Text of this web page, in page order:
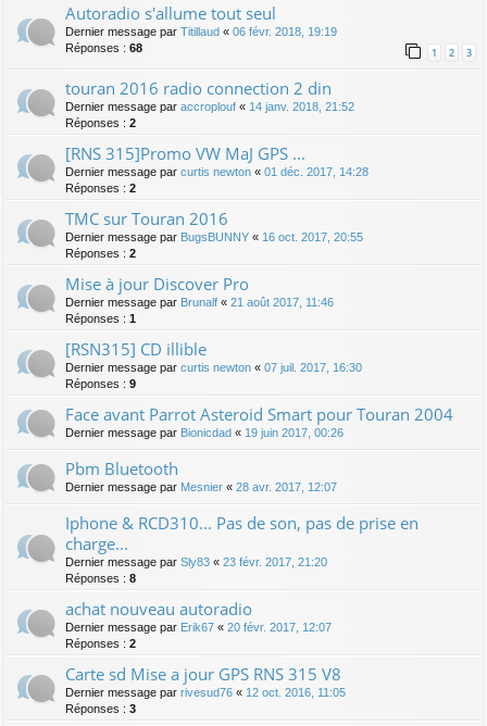
Autoradio s'allume tout seul
Dernier message par Titillaud « 06 févr. 2018, 19:19
Réponses : 68 1 2 3
touran 2016 radio connection 2 din
Dernier message par accroplouf « 14 janv. 2018, 21:52
Réponses : 2
[RNS 315]Promo VW MaJ GPS ...
Dernier message par curtis newton « 01 déc. 2017, 14:28
Réponses : 2
TMC sur Touran 2016
Dernier message par BugsBUNNY « 16 oct. 2017, 20:55
Réponses : 2
Mise à jour Discover Pro
Dernier message par Brunalf « 21 août 2017, 11:46
Réponses : 1
[RSN315] CD illible
Dernier message par curtis newton « 07 juil. 2017, 16:30
Réponses : 9
Face avant Parrot Asteroid Smart pour Touran 2004
Dernier message par Bionicdad « 19 juin 2017, 00:26
Pbm Bluetooth
Dernier message par Mesnier « 28 avr. 2017, 12:07
Iphone & RCD310... Pas de son, pas de prise en
charge...
Dernier message par Sly83 « 23 févr. 2017, 21:20
Réponses : 8
achat nouveau autoradio
Dernier message par Erik67 « 20 févr. 2017, 12:07
Réponses : 2
Carte sd Mise a jour GPS RNS 315 V8
Dernier message par rivesud76 « 12 oct. 2016, 11:05
Réponses : 3